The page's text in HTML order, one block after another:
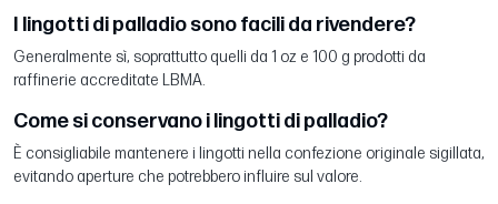
I lingotti di palladio sono facili da rivendere?
Generalmente sì, soprattutto quelli da 1 oz e 100 g prodotti da
raffinerie accreditate LBMA.
Come si conservano i lingotti di palladio?
È consigliabile mantenere i lingotti nella confezione originale sigillata,
evitando aperture che potrebbero influire sul valore.